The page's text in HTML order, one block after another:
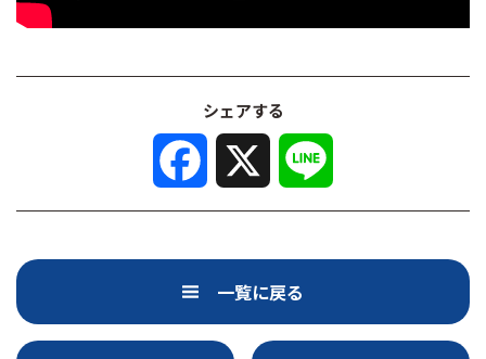
シェアする
F
b
k
X
一覧に戻る